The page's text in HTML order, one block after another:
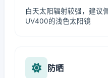
白天太阳辐射较强，建议
UV400的浅色太阳镜
防晒